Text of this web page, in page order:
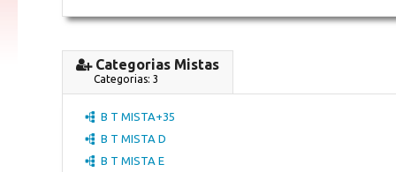
Categorias Mistas
Categorias: 3
B T MISTA+35
B T MISTA D
B T MISTA E